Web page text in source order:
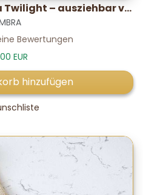
Vorhangstange Umbra Twilight – ausziehbar von 66 bis 144 cm – Ø 19 mm – Nickel matt
Bewertungen
EUR
hinzufügen